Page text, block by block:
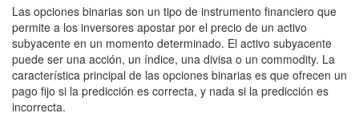
Las opciones binarias son un tipo de instrumento financiero que
permite a los inversores apostar por el precio de un activo
subyacente en un momento determinado. El activo subyacente
puede ser una acción, un índice, una divisa o un commodity. La
característica principal de las opciones binarias es que ofrecen un
pago fijo si la predicción es correcta, y nada si la predicción es
incorrecta.